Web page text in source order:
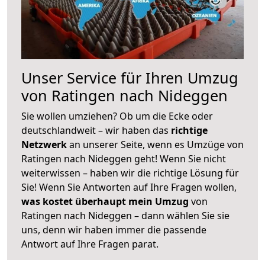
Unser Service für Ihren Umzug
von Ratingen nach Nideggen
Sie wollen umziehen? Ob um die Ecke oder
deutschlandweit – wir haben das richtige
Netzwerkan unserer Seite, wenn es Umzüge von
Ratingen nach Nideggen geht! Wenn Sie nicht
weiterwissen – haben wir die richtige Lösung für
Sie! Wenn Sie Antworten auf Ihre Fragen wollen,
was kostet überhaupt mein Umzug von
Ratingen nach Nideggen – dann wählen Sie sie
uns, denn wir haben immer die passende
Antwort auf Ihre Fragen parat.